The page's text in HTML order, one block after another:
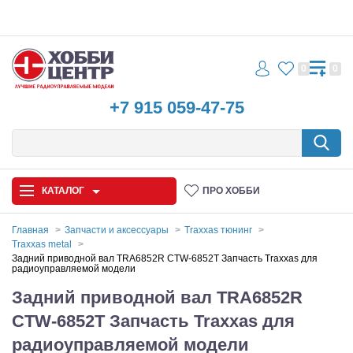
+7 915 059-47-75
0 0
КАТАЛОГ ПРО ХОББИ
Автомодели
Запчасти и аксессуары
Игрушки
Главная Запчасти и аксессуары
Traxxas тюнинг
Traxxas metal
Задний приводной вал TRA6852R CTW-6852T Запчасть Traxxas для
радиоуправляемой модели
Задний приводной вал TRA6852R
CTW-6852T Запчасть Traxxas для
радиоуправляемой модели